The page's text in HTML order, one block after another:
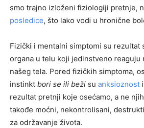
smo trajno izloženi fiziologiji pretnje,
posledice, što lako vodi u hronične
Fizički i mentalni simptomi su rezultat
organa u telu koji jedinstveno reaguju
našeg tela. Pored fizičkih simptoma,
instinkt bori se ili beži su anksioznost i
rezultat pretnji koje osećamo, a ne
takođe moćni, nekontrolisani,
za održavanje života.